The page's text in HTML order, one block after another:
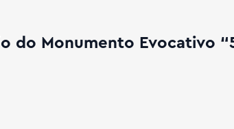
do Monumento Evocativo